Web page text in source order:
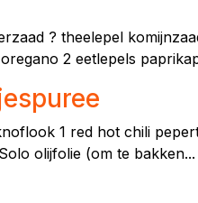
? theelepel
2 eetlepels
1 red hot chili
olijfolie (om te bakken...